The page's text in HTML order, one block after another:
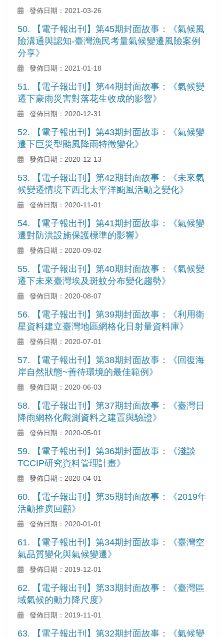
發佈日期：2021-03-26
50. 【電子報出刊】第45期封面故事：《氣候風
險溝通與認知-臺灣漁民考量氣候變遷風險案例
分享》
發佈日期：2021-01-18
51. 【電子報出刊】第44期封面故事：《氣候變
遷下豪雨災害對落花生收成的影響》
發佈日期：2020-12-31
52. 【電子報出刊】第43期封面故事：《氣候變
遷下巨災型颱風降雨特徵變化》
發佈日期：2020-12-13
53. 【電子報出刊】第42期封面故事：《未來氣
候變遷情境下西北太平洋颱風活動之變化》
發佈日期：2020-11-01
54. 【電子報出刊】第41期封面故事：《氣候變
遷對防洪設施保護標準的影響》
發佈日期：2020-09-02
55. 【電子報出刊】第40期封面故事：《氣候變
遷下未來臺灣埃及斑蚊分布變化趨勢》
發佈日期：2020-08-07
56. 【電子報出刊】第39期封面故事：《利用衛
星資料建立臺灣地區網格化日射量資料庫》
發佈日期：2020-07-01
57. 【電子報出刊】第38期封面故事：《回復海
岸自然狀態~善待環境的最佳範例》
發佈日期：2020-06-03
58. 【電子報出刊】第37期封面故事：《臺灣日
降雨網格化觀測資料之建置與驗證》
發佈日期：2020-05-01
59. 【電子報出刊】第36期封面故事：《淺談
TCCIP研究資料管理計畫》
發佈日期：2020-04-01
60. 【電子報出刊】第35期封面故事：《2019年
活動推廣回顧》
發佈日期：2020-01-01
61. 【電子報出刊】第34期封面故事：《臺灣空
氣品質變化與氣候變遷》
發佈日期：2019-12-01
62. 【電子報出刊】第33期封面故事：《臺灣區
域氣候的動力降尺度》
發佈日期：2019-11-01
63. 【電子報出刊】第32期封面故事：《氣候變